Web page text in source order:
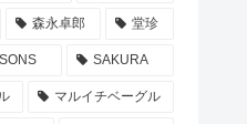
森永卓郎 堂珍
SAKURA
マルイチベーグル